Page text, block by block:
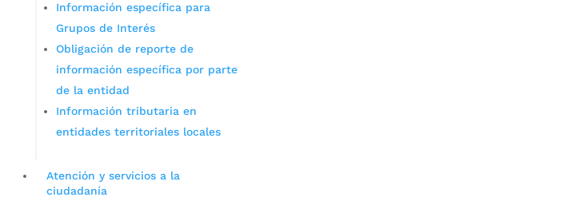
Información específica para
Grupos de Interés
Obligación de reporte de
información específica por parte
de la entidad
Información tributaria en
entidades territoriales locales
Atención y servicios a la
ciudadanía